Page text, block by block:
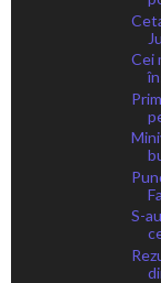
Cei
S-